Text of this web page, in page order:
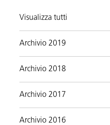
Visualizza tutti
Archivio 2019
Archivio 2018
Archivio 2017
Archivio 2016